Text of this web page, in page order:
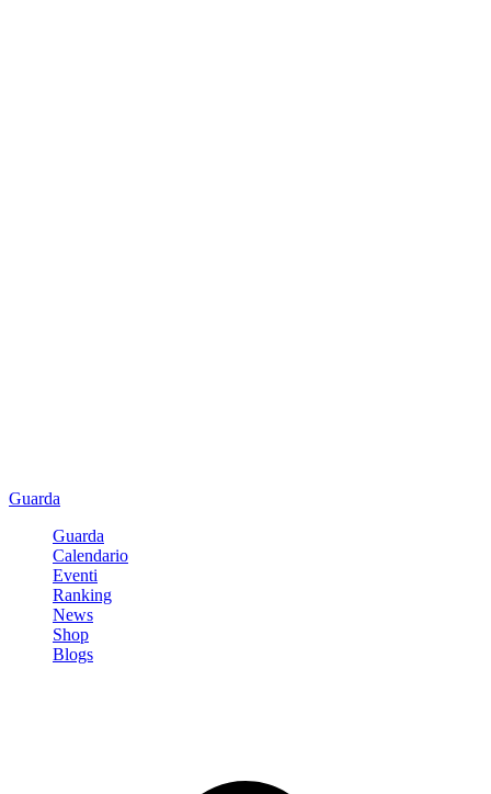
Guarda
Guarda
Calendario
Eventi
Ranking
News
Shop
Blogs